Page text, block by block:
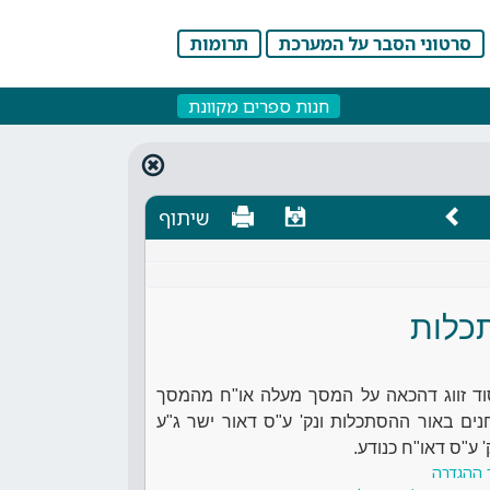
סרטוני הסבר על המערכת תרומות
חנות ספרים מקוונת
שיתוף
זווג דהכאה על המסך מעלה או"ח מהמסך
באור ההסתכלות ונק' ע"ס דאור ישר ג"ע
ע"ס דאו"ח כנודע.
ההגדרה